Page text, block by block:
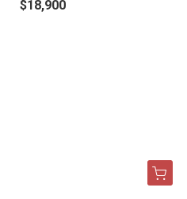
$18,900